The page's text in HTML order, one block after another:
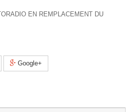
EN REMPLACEMENT DU
Google+